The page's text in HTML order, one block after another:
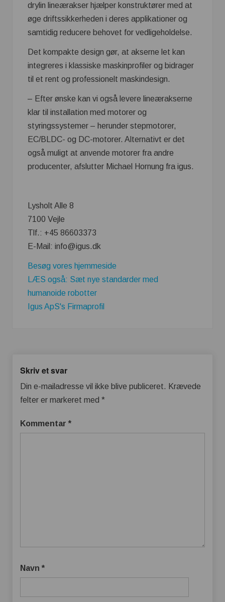
drylin lineærakser hjælper konstruktører med at
øge driftssikkerheden i deres applikationer og
samtidig reducere behovet for vedligeholdelse.
Det kompakte design gør, at akserne let kan
integreres i klassiske maskinprofiler og bidrager
til et rent og professionelt maskindesign.
– Efter ønske kan vi også levere lineærakserne
klar til installation med motorer og
styringssystemer – herunder stepmotorer,
EC/BLDC- og DC-motorer. Alternativt er det
også muligt at anvende motorer fra andre
producenter, afslutter Michael Hornung fra igus.
Lysholt Alle 8
7100 Vejle
Tlf.: +45 86603373
E-Mail: info@igus.dk
Besøg vores hjemmeside
LÆS også: Sæt nye standarder med
humanoide robotter
Igus ApS's Firmaprofil
Skriv et svar
Din e-mailadresse vil ikke blive publiceret. Krævede
felter er markeret med *
Kommentar *
Navn *